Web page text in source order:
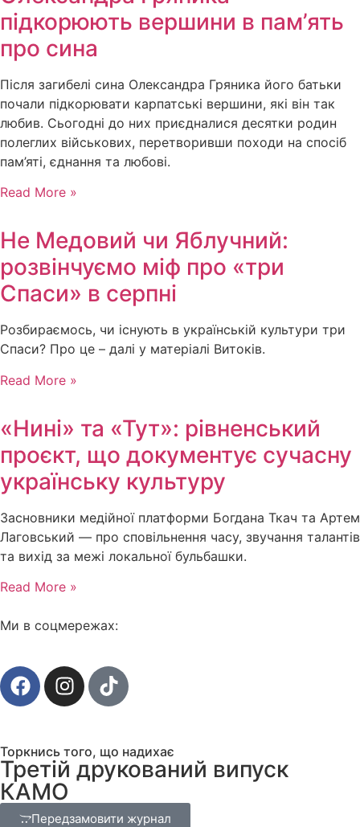
підкорюють вершини в пам’ять
про сина
Після загибелі сина Олександра Гряника його батьки
почали підкорювати карпатські вершини, які він так
любив. Сьогодні до них приєдналися десятки родин
полеглих військових, перетворивши походи на спосіб
пам’яті, єднання та любові.
Read More »
Не Медовий чи Яблучний:
розвінчуємо міф про «три
Спаси» в серпні
Розбираємось, чи існують в українській культури три
Спаси? Про це – далі у матеріалі Витоків.
Read More »
«Нині» та «Тут»: рівненський
проєкт, що документує сучасну
українську культуру
Засновники медійної платформи Богдана Ткач та Артем
Лаговський — про сповільнення часу, звучання талантів
та вихід за межі локальної бульбашки.
Read More »
Ми в соцмережах:
Торкнись того, що надихає
Третій друкований випуск
КАМО
Передзамовити журнал